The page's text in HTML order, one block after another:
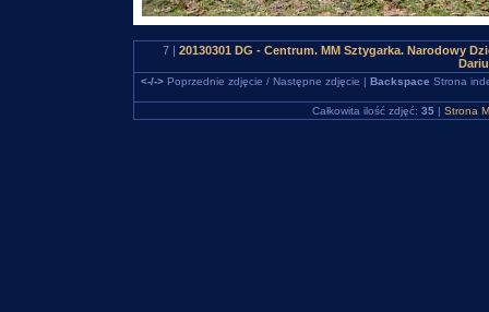
7 | 20130301 DG - Centrum. MM Sztygarka. Narodowy
<-/->Poprzednie zdjęcie / Następne zdjęcie | Backspace Strona
Całkowita ilość zdjęć: 35 | Strona